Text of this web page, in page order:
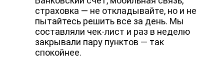
страховка — не откладывайте, но и не
пытайтесь решить все за день. Мы
составляли чек-лист и раз в неделю
закрывали пару пунктов — так
спокойнее.